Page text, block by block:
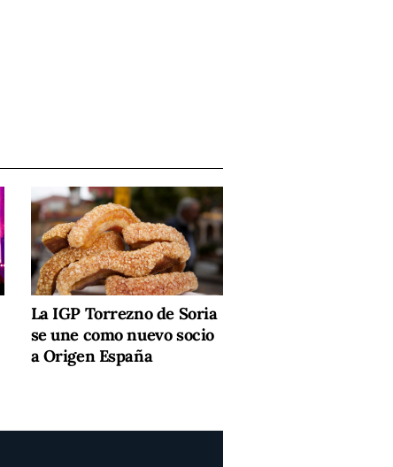
La IGP Torrezno de Soria
se une como nuevo socio
a Origen España